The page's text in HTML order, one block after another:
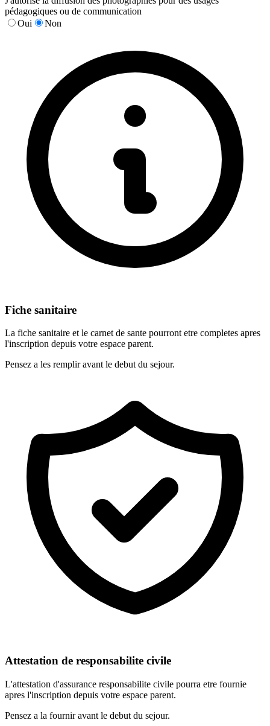
pédagogiques ou de communication
Oui
Non
Fiche sanitaire
La fiche sanitaire et le carnet de sante pourront etre completes apres
l'inscription depuis votre espace parent.
Pensez a les remplir avant le debut du sejour.
Attestation de responsabilite civile
L'attestation d'assurance responsabilite civile pourra etre fournie
apres l'inscription depuis votre espace parent.
Pensez a la fournir avant le debut du sejour.